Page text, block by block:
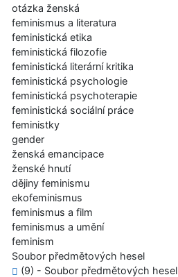
otázka ženská
feminismus a literatura
feministická etika
feministická filozofie
feministická literární kritika
feministická psychologie
feministická psychoterapie
feministická sociální práce
feministky
gender
ženská emancipace
ženské hnutí
dějiny feminismu
ekofeminismus
feminismus a film
feminismus a umění
feminism
Soubor předmětových hesel
(9) - Soubor předmětových hesel